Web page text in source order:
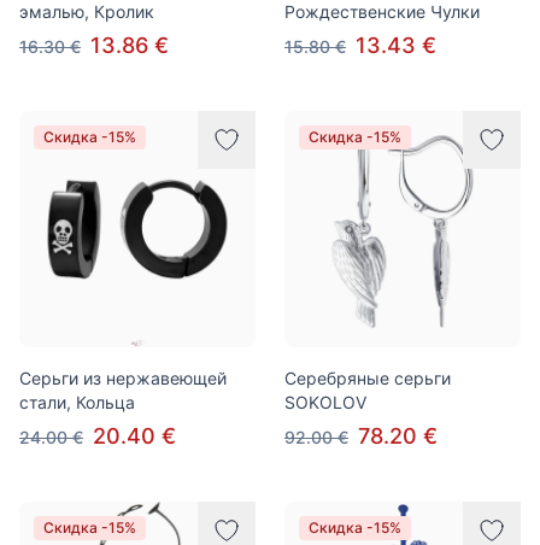
эмалью, Кролик
16.30 € 13.86 €
Рождественские Чулки
15.80 € 13.43 €
Скидка -15%
Серьги из нержавеющей
стали, Кольца
24.00 € 20.40 €
Скидка -15%
Серебряные серьги
SOKOLOV
92.00 € 78.20 €
Скидка -15% Скидка -15%